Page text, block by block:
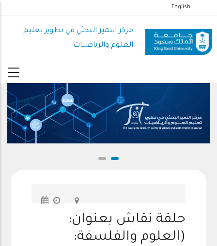
إلى
المحتوى
الرئيسي
English
مركز التميز البحثي في تطوير تعليم
العلوم والرياضيات
حلقة نقاش بعنوان:
(العلوم والفلسفة: